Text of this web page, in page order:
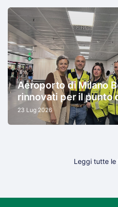
Aeroporto di Milano
rinnovati per il punto
23 Lug 2026
Leggi tutte le